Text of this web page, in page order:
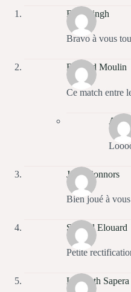
Ravi Singh
Bravo à vous
Richard Moulin
Ce match entre
Alex
John Connors
Bien joué à
Samuel Elouard
Petite
Lomnath Sapera